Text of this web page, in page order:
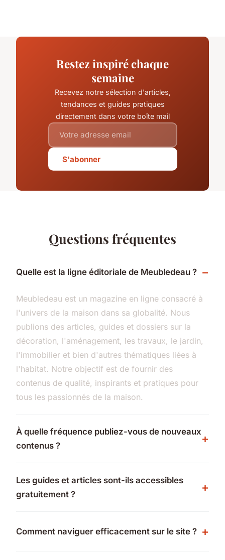
Restez inspiré chaque
semaine
Recevez notre sélection d'articles,
tendances et guides pratiques
directement dans votre boîte mail
S'abonner
Questions fréquentes
Quelle est la ligne éditoriale de Meubledeau ?
Meubledeau est un magazine en ligne consacré à
l'univers de la maison dans sa globalité. Nous
publions des articles, guides et dossiers sur la
décoration, l'aménagement, les travaux, le jardin,
l'immobilier et bien d'autres thématiques liées à
l'habitat. Notre objectif est de fournir des
contenus de qualité, inspirants et pratiques pour
tous les passionnés de la maison.
À quelle fréquence publiez-vous de nouveaux
contenus ?
Les guides et articles sont-ils accessibles
gratuitement ?
Comment naviguer efficacement sur le site ?